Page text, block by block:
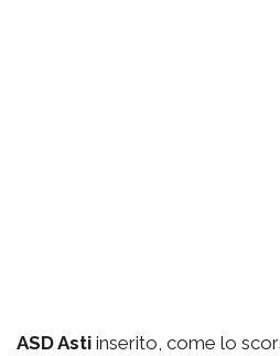
ASD Asti inserito, come lo